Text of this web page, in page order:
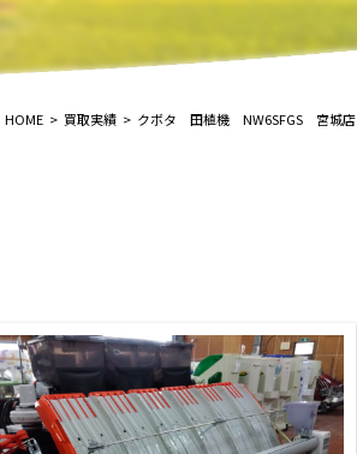
HOME 買取実績 クボタ 田植機 NW6SFGS 宮城店